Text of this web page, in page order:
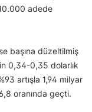
adede
başına düzeltilmiş
0,34-0,35 dolarlık
artışla 1,94 milyar
oranında geçti.